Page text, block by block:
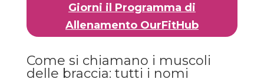
Giorni il Programma di
Allenamento OurFitHub
Come si chiamano i muscoli
delle braccia: tutti i nomi